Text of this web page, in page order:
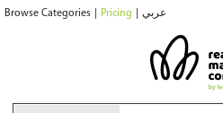
Browse Categories Pricing عربي